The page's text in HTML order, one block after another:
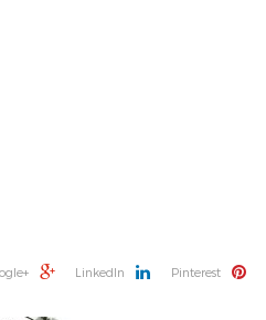
LinkedIn Pinterest